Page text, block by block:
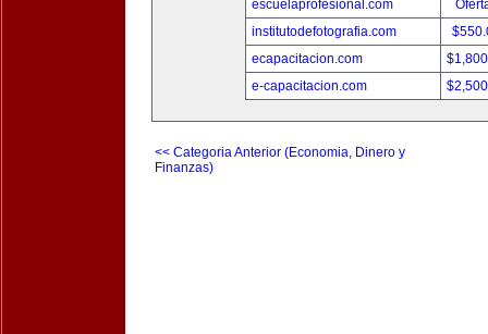
escuelaprofesional.com
institutodefotografia.com
ecapacitacion.com
e-capacitacion.com
<< Categoria Anterior (Economia, Dinero y
Finanzas)